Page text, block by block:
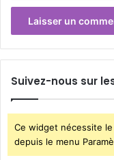
Suivez-nous sur
Ce widget nécessite
depuis le menu